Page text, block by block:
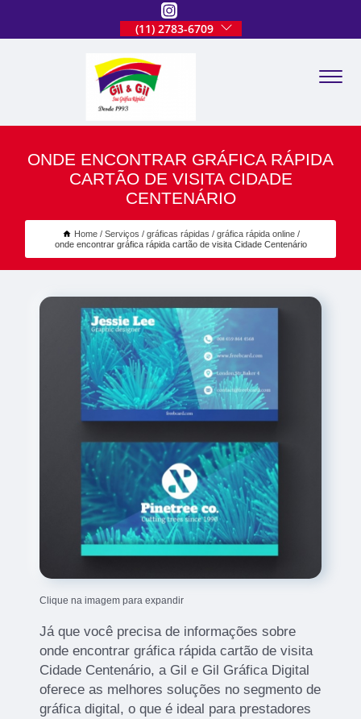
(11) 2783-6709
ONDE ENCONTRAR GRÁFICA RÁPIDA
CARTÃO DE VISITA CIDADE
CENTENÁRIO
Home Serviços gráficas rápidas
gráfica rápida online
onde encontrar gráfica rápida cartão de visita Cidade Centenário
Clique na imagem para expandir
Já que você precisa de informações sobre
onde encontrar gráfica rápida cartão de visita
Cidade Centenário, a Gil e Gil Gráfica Digital
oferece as melhores soluções no segmento de
gráfica digital, o que é ideal para prestadores